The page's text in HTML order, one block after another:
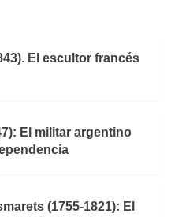
El escultor francés
El militar argentino
(1755-1821): El